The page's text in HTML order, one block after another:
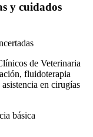
y cuidados
de Veterinaria
fluidoterapia
en cirugías
básica